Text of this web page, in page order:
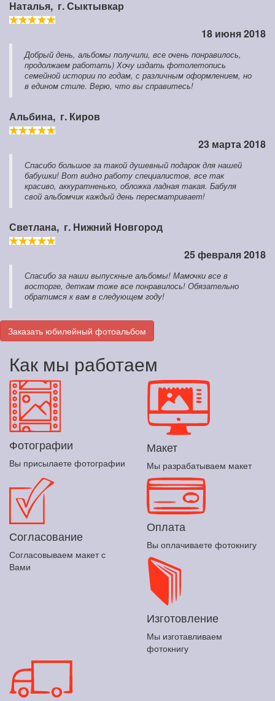
Наталья, г. Сыктывкар
18 июня 2018
Добрый день, альбомы получили, все очень понравилось,
продолжаем работать) Хочу издать фотолетопись
семейной истории по годам, с различным оформлением, но
в едином стиле. Верю, что вы справитесь!
Альбина, г. Киров
23 марта 2018
Спасибо большое за такой душевный подарок для нашей
бабушки! Вот видно работу специалистов, все так
красиво, аккуратненько, обложка ладная такая. Бабуля
свой альбомчик каждый день пересматривает!
Светлана, г. Нижний Новгород
25 февраля 2018
Спасибо за наши выпускные альбомы! Мамочки все в
восторге, деткам тоже все понравилось! Обязательно
обратимся к вам в следующем году!
Заказать юбилейный фотоальбом
Как мы работаем
Фотографии
Вы присылаете фотографии
Макет
Мы разрабатываем макет
Согласование
Согласовываем макет с
Вами
Оплата
Вы оплачиваете фотокнигу
Изготовление
Мы изготавливаем
фотокнигу